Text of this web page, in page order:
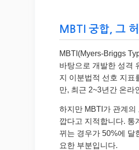
MBTI 궁합, 그
MBTI(Myers-Briggs
바탕으로 개발한 성격
지 이분법적 선호 지표
만, 최근 2~3년간 온라
하지만 MBTI가 관계
깝다고 지적합니다. 통
뀌는 경우가 50%에 달
요한 부분입니다.